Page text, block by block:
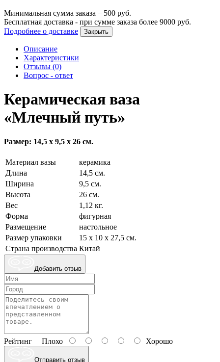
Минимальная сумма заказа – 500 руб.
Бесплатная доставка - при сумме заказа более 9000 руб.
Подробнее о доставке
Закрыть
Описание
Характеристики
Отзывы (0)
Вопрос - ответ
Керамическая ваза
«Млечный путь»
Размер: 14,5 х 9,5 х 26 см.
Материал вазы
керамика
Длина
14,5 см.
Ширина
9,5 см.
Высота
26 см.
Вес
1,12 кг.
Форма
фигурная
Размещение
настольное
Размер упаковки
15 х 10 х 27,5 см.
Страна производства Китай
Добавить отзыв
Рейтинг Плохо Хорошо
Отправить отзыв